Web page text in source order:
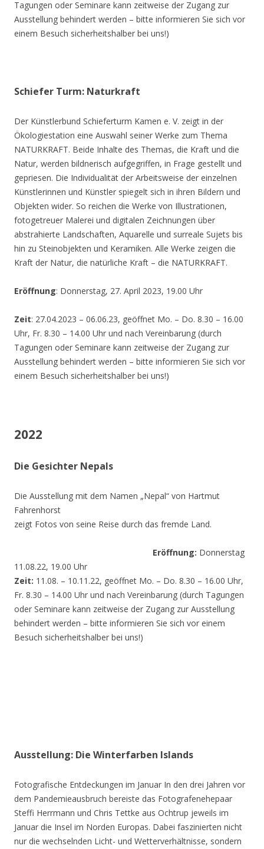
Tagungen oder Seminare kann zeitweise der Zugang zur
Ausstellung behindert werden – bitte informieren Sie sich vor
einem Besuch sicherheitshalber bei uns!)
Schiefer Turm: Naturkraft
Der Künstlerbund Schieferturm Kamen e. V. zeigt in der
Ökologiestation eine Auswahl seiner Werke zum Thema
NATURKRAFT. Beide Inhalte des Themas, die Kraft und die
Natur, werden bildnerisch aufgegriffen, in Frage gestellt und
gepriesen. Die Individualität der Arbeitsweise der einzelnen
Künstlerinnen und Künstler spiegelt sich in ihren Bildern und
Objekten wider. So reichen die Werke von Illustrationen,
fotogetreuer Malerei und digitalen Zeichnungen über
abstrahierte Landschaften, Aquarelle und surreale Sujets bis
hin zu Steinobjekten und Keramiken. Alle Werke zeigen die
Kraft der Natur, die natürliche Kraft – die NATURKRAFT.
Eröffnung: Donnerstag, 27. April 2023, 19.00 Uhr
Zeit: 27.04.2023 – 06.06.23, geöffnet Mo. – Do. 8.30 – 16.00
Uhr, Fr. 8.30 – 14.00 Uhr und nach Vereinbarung (durch
Tagungen oder Seminare kann zeitweise der Zugang zur
Ausstellung behindert werden – bitte informieren Sie sich vor
einem Besuch sicherheitshalber bei uns!)
2022
Die Gesichter Nepals
Die Ausstellung mit dem Namen „Nepal“ von Hartmut
Fahrenhorst
zeigt Fotos von seine Reise durch das fremde Land.
Eröffnung: Donnerstag
11.08.22, 19.00 Uhr
Zeit: 11.08. – 10.11.22, geöffnet Mo. – Do. 8.30 – 16.00 Uhr,
Fr. 8.30 – 14.00 Uhr und nach Vereinbarung (durch Tagungen
oder Seminare kann zeitweise der Zugang zur Ausstellung
behindert werden – bitte informieren Sie sich vor einem
Besuch sicherheitshalber bei uns!)
Ausstellung: Die Winterfarben Islands
Fotografische Entdeckungen im Januar In den drei Jahren vor
dem Pandemieausbruch bereiste das Fotografenehepaar
Steffi Herrmann und Chris Tettke aus Ochtrup jeweils im
Januar die Insel im Norden Europas. Dabei faszinierten nicht
nur die wechselnden Licht- und Wetterverhältnisse, sondern